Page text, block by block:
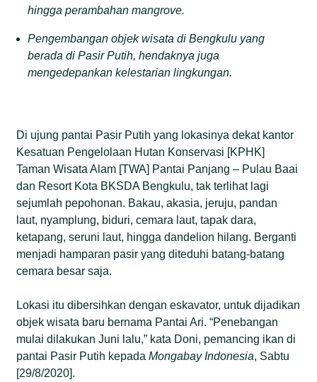
hingga perambahan mangrove.
Pengembangan objek wisata di Bengkulu yang
berada di Pasir Putih, hendaknya juga
mengedepankan kelestarian lingkungan.
Di ujung pantai Pasir Putih yang lokasinya dekat kantor
Kesatuan Pengelolaan Hutan Konservasi [KPHK]
Taman Wisata Alam [TWA] Pantai Panjang – Pulau Baai
dan Resort Kota BKSDA Bengkulu, tak terlihat lagi
sejumlah pepohonan. Bakau, akasia, jeruju, pandan
laut, nyamplung, biduri, cemara laut, tapak dara,
ketapang, seruni laut, hingga dandelion hilang. Berganti
menjadi hamparan pasir yang diteduhi batang-batang
cemara besar saja.
Lokasi itu dibersihkan dengan eskavator, untuk dijadikan
objek wisata baru bernama Pantai Ari. “Penebangan
mulai dilakukan Juni lalu,” kata Doni, pemancing ikan di
pantai Pasir Putih kepadaMongabay Indonesia, Sabtu
[29/8/2020].